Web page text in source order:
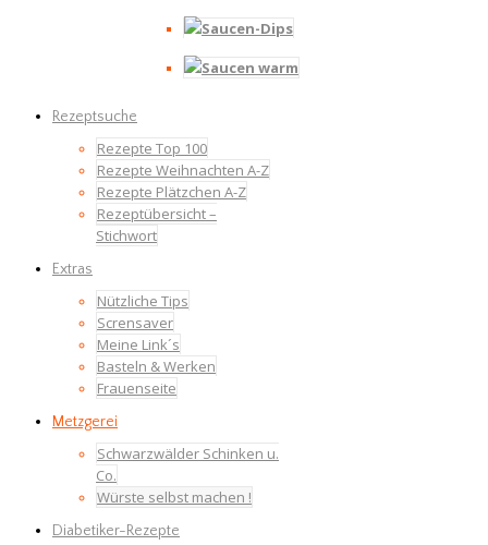
Saucen-Dips
Saucen warm
Rezeptsuche
Rezepte Top 100
Rezepte Weihnachten A-Z
Rezepte Plätzchen A-Z
Rezeptübersicht –
Stichwort
Extras
Nützliche Tips
Scrensaver
Meine Link´s
Basteln & Werken
Frauenseite
Metzgerei
Schwarzwälder Schinken u.
Co.
Würste selbst machen !
Diabetiker-Rezepte